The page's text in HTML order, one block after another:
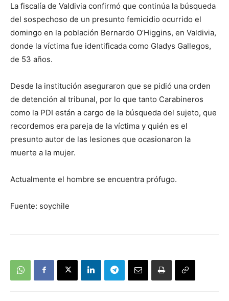
La fiscalía de Valdivia confirmó que continúa la búsqueda
del sospechoso de un presunto femicidio ocurrido el
domingo en la población Bernardo O’Higgins, en Valdivia,
donde la víctima fue identificada como Gladys Gallegos,
de 53 años.
Desde la institución aseguraron que se pidió una orden
de detención al tribunal, por lo que tanto Carabineros
como la PDI están a cargo de la búsqueda del sujeto, que
recordemos era pareja de la víctima y quién es el
presunto autor de las lesiones que ocasionaron la
muerte a la mujer.
Actualmente el hombre se encuentra prófugo.
Fuente: soychile